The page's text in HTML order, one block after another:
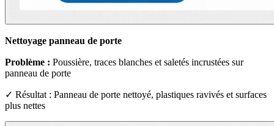
Nettoyage panneau de porte
Problème : Poussière, traces blanches et saletés incrustées sur
panneau de porte
✓ Résultat : Panneau de porte nettoyé, plastiques ravivés et surfaces
plus nettes